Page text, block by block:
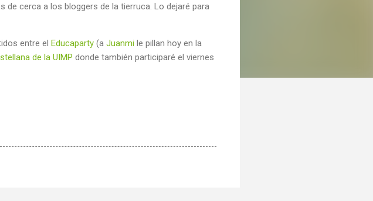
cerca a los bloggers de la tierruca. Lo dejaré para
entre el Educaparty (a Juanmi le pillan hoy en la
de la UIMP donde también participaré el viernes